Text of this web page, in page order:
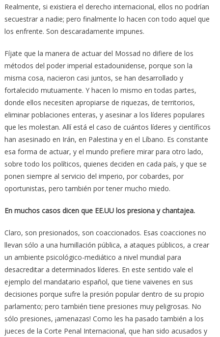
Realmente, si existiera el derecho internacional, ellos no podrían
secuestrar a nadie; pero finalmente lo hacen con todo aquel que
los enfrente. Son descaradamente impunes.
Fíjate que la manera de actuar del Mossad no difiere de los
métodos del poder imperial estadounidense, porque son la
misma cosa, nacieron casi juntos, se han desarrollado y
fortalecido mutuamente. Y hacen lo mismo en todas partes,
donde ellos necesiten apropiarse de riquezas, de territorios,
eliminar poblaciones enteras, y asesinar a los líderes populares
que les molestan. Allí está el caso de cuántos líderes y científicos
han asesinado en Irán, en Palestina y en el Líbano. Es constante
esa forma de actuar, y el mundo prefiere mirar para otro lado,
sobre todo los políticos, quienes deciden en cada país, y que se
ponen siempre al servicio del imperio, por cobardes, por
oportunistas, pero también por tener mucho miedo.
En muchos casos dicen que EE.UU los presiona y chantajea.
Claro, son presionados, son coaccionados. Esas coacciones no
llevan sólo a una humillación pública, a ataques públicos, a crear
un ambiente psicológico-mediático a nivel mundial para
desacreditar a determinados líderes. En este sentido vale el
ejemplo del mandatario español, que tiene vaivenes en sus
decisiones porque sufre la presión popular dentro de su propio
parlamento; pero también tiene presiones muy peligrosas. No
sólo presiones, ¡amenazas! Como les ha pasado también a los
jueces de la Corte Penal Internacional, que han sido acusados y